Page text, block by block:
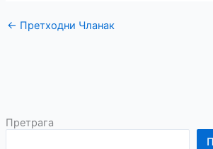
Претрага
← Претходни Чланак